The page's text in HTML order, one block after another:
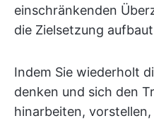
einschränkenden
die Zielsetzung
Indem Sie wiederholt
denken und sich den
hinarbeiten,